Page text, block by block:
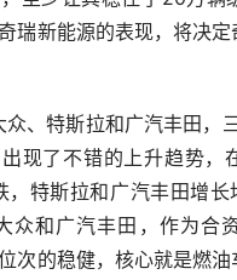
瑞新能源的表现，将决
、特斯拉和广汽丰田，
现了不错的上升趋势，
，特斯拉和广汽丰田增长
众和广汽丰田，作为合
次的稳健，核心就是燃